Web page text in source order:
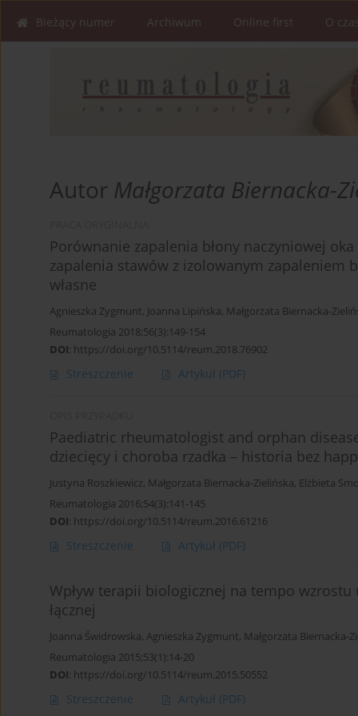
Bieżący numer Archiwum Online first O
Autor Małgorzata Biernacka-
Porównanie zapalenia błony naczyniowej
zapalenia stawów z izolowanym zapaleniem
własne
Agnieszka Zygmunt, Joanna Lipińska, Małgorzata Biernacka-
Reumatologia 2018;56(3):149-154
DOI: https://doi.org/10.5114/reum.2018.76902
Streszczenie Artykuł (PDF)
Paediatric rheumatologist and orphan
dziecięcy i choroba rzadka – historia bez
Justyna Roszkiewicz, Małgorzata Biernacka-Zielińska, Elżbieta
Reumatologia 2016;54(3):141-145
DOI: https://doi.org/10.5114/reum.2016.61216
Streszczenie Artykuł (PDF)
Wpływ terapii biologicznej na tempo
łącznej
Joanna Świdrowska, Agnieszka Zygmunt, Małgorzata Biernacka-
Reumatologia 2015;53(1):14-20
DOI: https://doi.org/10.5114/reum.2015.50552
Streszczenie Artykuł (PDF)